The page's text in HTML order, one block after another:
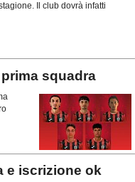
Il club dovrà infatti
squadra
e iscrizione ok